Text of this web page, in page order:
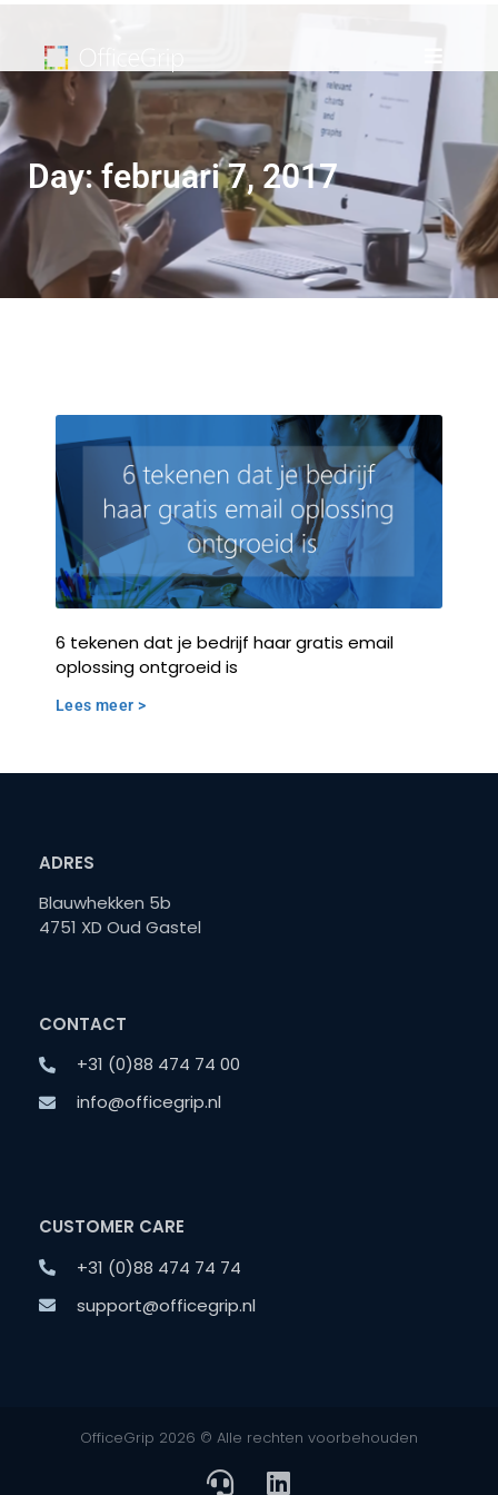
Day: februari 7, 2017
6 tekenen dat je bedrijf haar gratis email
oplossing ontgroeid is
Lees meer >
ADRES
Blauwhekken 5b
4751 XD Oud Gastel
CONTACT
+31 (0)88 474 74 00
info@officegrip.nl
CUSTOMER CARE
+31 (0)88 474 74 74
support@officegrip.nl
OfficeGrip 2026 © Alle rechten voorbehouden